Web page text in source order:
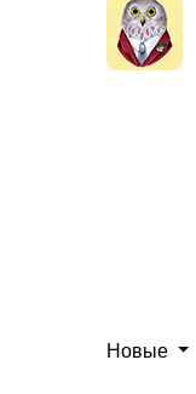
Новые